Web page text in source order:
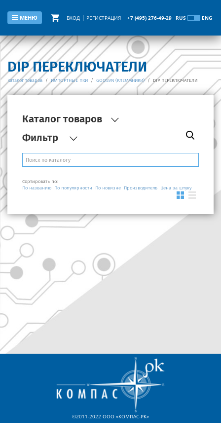
МЕНЮ ВХОД РЕГИСТРАЦИЯ +7 (495) 276-49-29 RUS ENG
DIP ПЕРЕКЛЮЧАТЕЛИ
Каталог товаров / ИМПОРТНЫЕ ПКИ / GOOSVN (КЛЕММНИКИ) / DIP ПЕРЕКЛЮЧАТЕЛИ
Каталог товаров
Фильтр
Сортировать по:
По названию По популярности По новизне Производитель Цена за штуку
©2011-2022 ООО «КОМПАС-РК»